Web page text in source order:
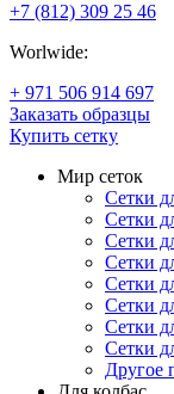
+7 (812) 309 25 46
Worlwide:
+ 971 506 914 697
Заказать образцы
Купить сетку
Мир сеток
Сетки
Сетки
Сетки
Сетки
Сетки
Сетки
Сетки
Сетки
Другое